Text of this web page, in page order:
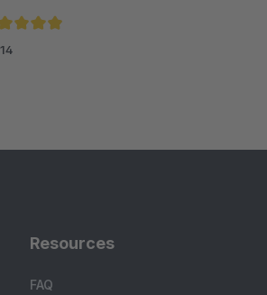
rating of 4.9 out of 5 stars
Resources
FAQ